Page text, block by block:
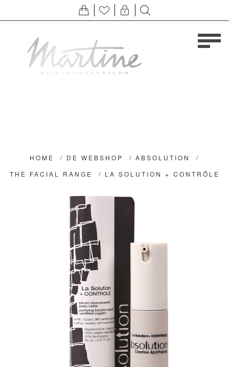
HOME / DE WEBSHOP / ABSOLUTION
/
THE FACIAL RANGE
/ LA SOLUTION + CONTRÔLE